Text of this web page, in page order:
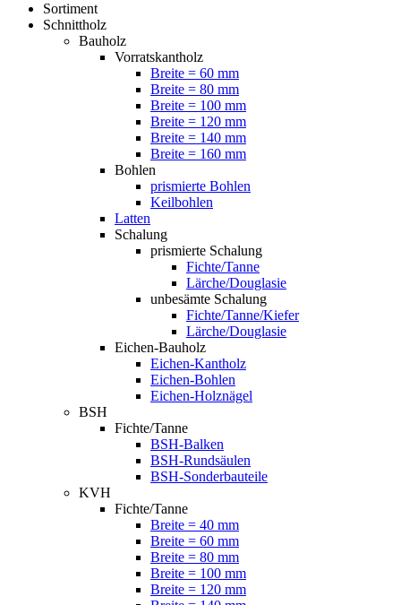
Sortiment
Schnittholz
Bauholz
Vorratskantholz
Breite = 60 mm
Breite = 80 mm
Breite = 100 mm
Breite = 120 mm
Breite = 140 mm
Breite = 160 mm
Bohlen
prismierte Bohlen
Keilbohlen
Latten
Schalung
prismierte Schalung
Fichte/Tanne
Lärche/Douglasie
unbesämte Schalung
Fichte/Tanne/Kiefer
Lärche/Douglasie
Eichen-Bauholz
Eichen-Kantholz
Eichen-Bohlen
Eichen-Holznägel
BSH
Fichte/Tanne
BSH-Balken
BSH-Rundsäulen
BSH-Sonderbauteile
KVH
Fichte/Tanne
Breite = 40 mm
Breite = 60 mm
Breite = 80 mm
Breite = 100 mm
Breite = 120 mm